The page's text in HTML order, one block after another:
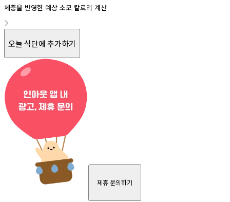
체중을 반영한 예상 소모 칼로리 계산
오늘 식단에 추가하기
제휴 문의하기